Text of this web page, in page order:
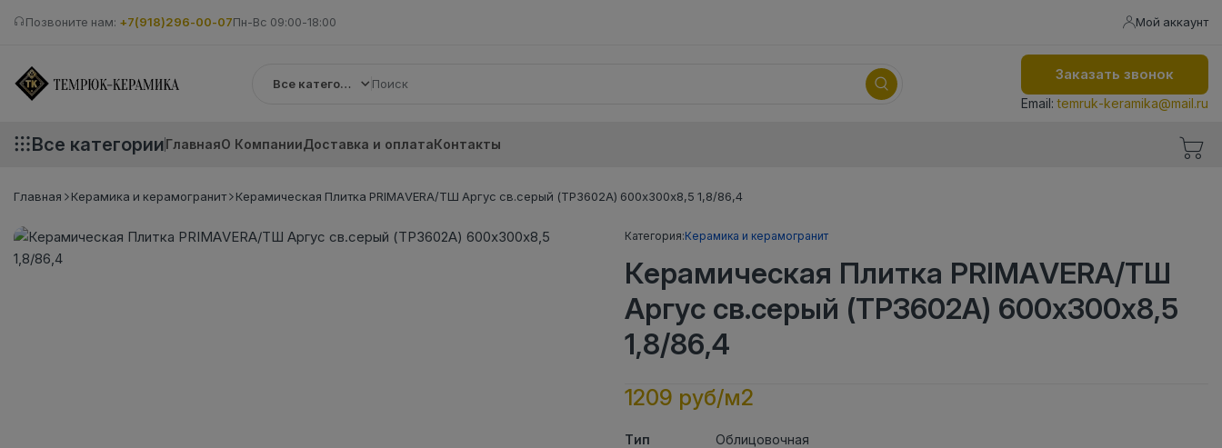
Позвоните нам: +7(918)296-00-07Пн-Вс 09:00-18:00 Мой аккаунт
Все категории
Заказать звонок
Email:temruk-keramika@mail.ru
Все категорииГлавнаяО КомпанииДоставка и оплатаКонтакты
Главная Керамика и керамогранит Керамическая Плитка PRIMAVERA/ТШ Аргус св.серый (ТР3602А) 600х300х8,5 1,8/86,4
Категория:Керамика и керамогранит
Керамическая Плитка PRIMAVERA/ТШ
Аргус св.серый (ТР3602А) 600х300х8,5
1,8/86,4
1209 руб/м2
Тип
Облицовочная